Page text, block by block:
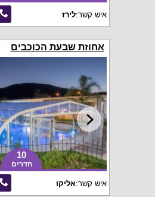
איש קשר:לירז
אחוזת שבעת הכוכבים
10
חדרים
איש קשר:אליקו